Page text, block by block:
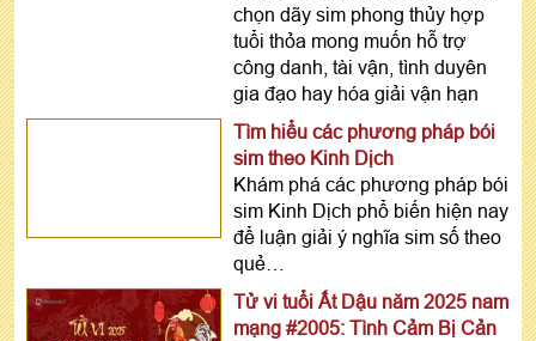
chọn dãy sim phong thủy hợp
tuổi thỏa mong muốn hỗ trợ
công danh, tài vận, tình duyên
gia đạo hay hóa giải vận hạn
Tìm hiểu các phương pháp bói
sim theo Kinh Dịch
Khám phá các phương pháp bói
sim Kinh Dịch phổ biến hiện nay
để luận giải ý nghĩa sim số theo
quẻ…
Tử vi tuổi Ất Dậu năm 2025 nam
mạng #2005: Tình Cảm Bị Cản